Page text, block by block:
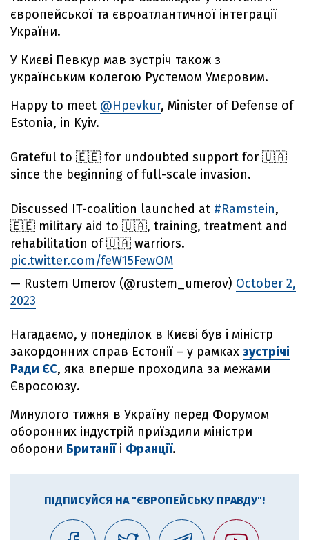
європейської та євроатлантичної інтеграції
України.
У Києві Певкур мав зустріч також з
українським колегою Рустемом Умєровим.
Happy to meet @Hpevkur, Minister of Defense of
Estonia, in Kyiv.
Grateful to 🇪🇪 for undoubted support for 🇺🇦
since the beginning of full-scale invasion.
Discussed IT-coalition launched at #Ramstein,
🇪🇪 military aid to 🇺🇦, training, treatment and
rehabilitation of 🇺🇦 warriors.
pic.twitter.com/feW15FewOM
— Rustem Umerov (@rustem_umerov) October 2,
2023
Нагадаємо, у понеділок в Києві був і міністр
закордонних справ Естонії – у рамках зустрічі
Ради ЄС, яка вперше проходила за межами
Євросоюзу.
Минулого тижня в Україну перед Форумом
оборонних індустрій приїздили міністри
оборони Британіїі Франції.
ПІДПИСУЙСЯ НА "ЄВРОПЕЙСЬКУ ПРАВДУ"!